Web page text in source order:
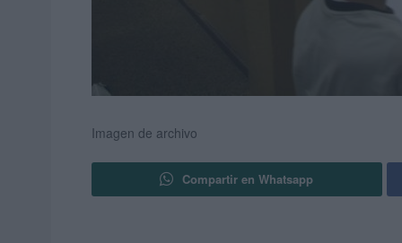
Imagen de archivo
Compartir en Whatsapp